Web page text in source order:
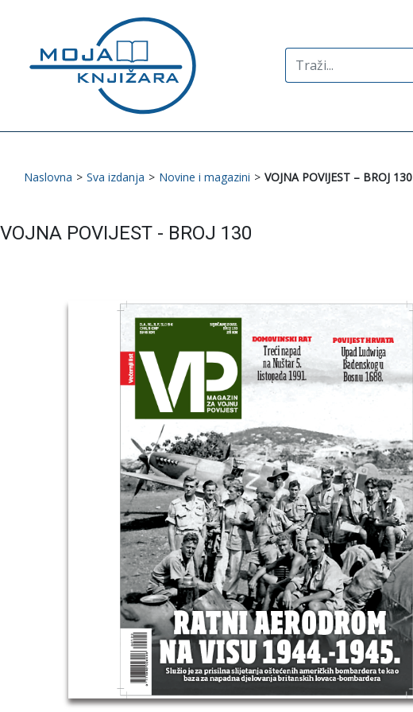
Search
for:
Naslovna > Sva izdanja > Novine i magazini > VOJNA POVIJEST – BROJ 130
VOJNA POVIJEST - BROJ 130